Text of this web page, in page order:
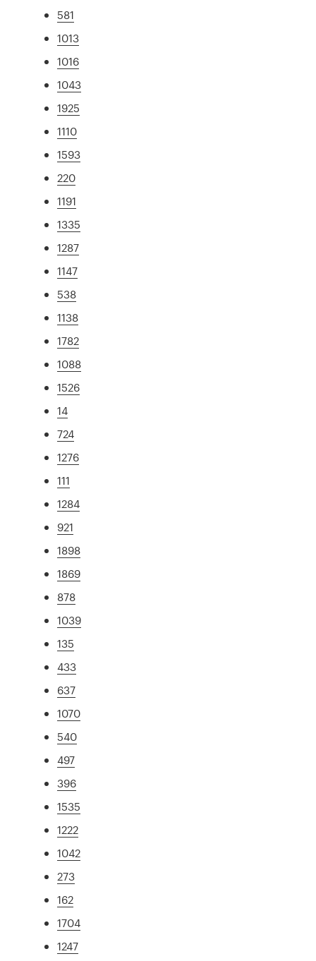
581
1013
1016
1043
1925
1110
1593
220
1191
1335
1287
1147
538
1138
1782
1088
1526
14
724
1276
111
1284
921
1898
1869
878
1039
135
433
637
1070
540
497
396
1535
1222
1042
273
162
1704
1247